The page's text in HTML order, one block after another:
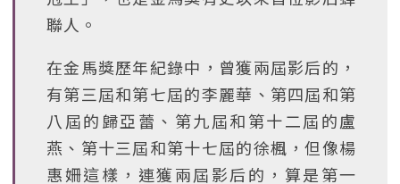
聯人。
在金馬獎歷年紀錄中，曾獲兩屆影后的，
有第三屆和第七屆的李麗華、第四屆和第
八屆的歸亞蕾、第九屆和第十二屆的盧
燕、第十三屆和第十七屆的徐楓，但像楊
惠姍這樣，連獲兩屆影后的，算是第一